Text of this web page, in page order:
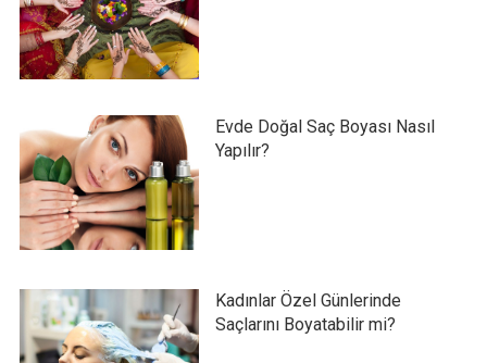
Evde Doğal Saç Boyası Nasıl
Yapılır?
Kadınlar Özel Günlerinde
Saçlarını Boyatabilir mi?